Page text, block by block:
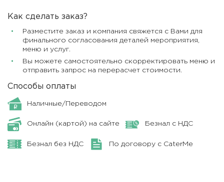
Как сделать заказ?
Разместите заказ и компания свяжется с Вами для
финального согласования деталей мероприятия,
меню и услуг.
Вы можете самостоятельно скорректировать меню и
отправить запрос на перерасчет стоимости.
Способы оплаты
Наличные/Переводом
Онлайн (картой) на сайте Безнал с НДС
Безнал без НДС По договору с CaterMe